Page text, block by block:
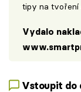
tipy na tvoření
Vydalo
Vstoupit do